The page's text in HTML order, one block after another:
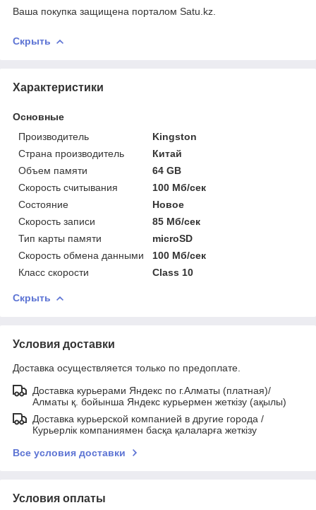
Ваша покупка защищена порталом Satu.kz.
Скрыть
Характеристики
Основные
Производитель
Kingston
Страна производитель
Китай
Объем памяти
64 GB
Скорость считывания
100 Мб/сек
Состояние
Новое
Скорость записи
85 Мб/сек
Тип карты памяти
microSD
Скорость обмена данными
100 Мб/сек
Класс скорости
Class 10
Скрыть
Условия доставки
Доставка осуществляется только по предоплате.
Доставка курьерами Яндекс по г.Алматы (платная)/
Алматы қ. бойынша Яндекс курьермен жеткізу (ақылы)
Доставка курьерской компанией в другие города /
Курьерлік компаниямен басқа қалаларға жеткізу
Все условия доставки
Условия оплаты